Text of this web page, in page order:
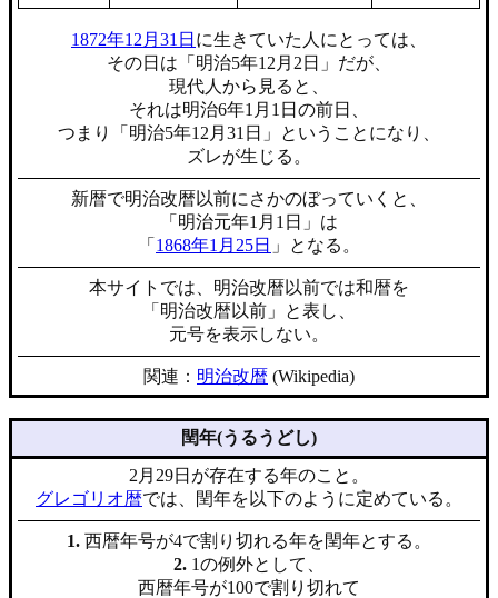
1872年12月31日 に生きていた人にとっては、
その日は「明治5年12月2日」だが、
現代人から見ると、
それは明治6年1月1日の前日、
つまり「明治5年12月31日」ということになり、
ズレが生じる。
新暦で明治改暦以前にさかのぼっていくと、
「明治元年1月1日」は
「 1868年1月25日 」となる。
本サイトでは、明治改暦以前では和暦を
「明治改暦以前」と表し、
元号を表示しない。
関連： 明治改暦 (Wikipedia)
閏年(うるうどし)
2月29日が存在する年のこと。
グレゴリオ暦では、閏年を以下のように定めている。
1. 西暦年号が4で割り切れる年を閏年とする。
2. 1の例外として、
西暦年号が100で割り切れて